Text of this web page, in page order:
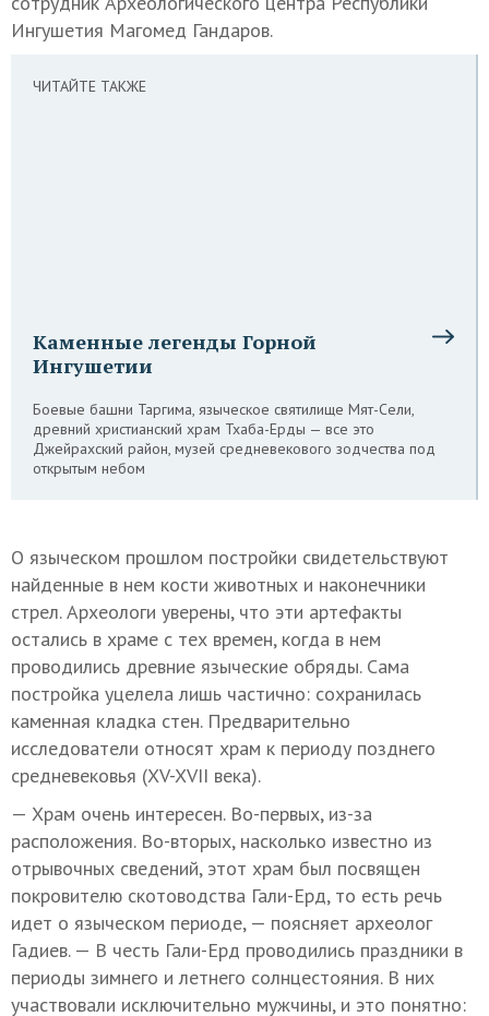
Ингушетия Магомед Гандаров.
ЧИТАЙТЕ ТАКЖЕ
Каменные легенды Горной
Ингушетии
Боевые башни Таргима, языческое святилище Мят-Сели,
древний христианский храм Тхаба-Ерды — все это
Джейрахский район, музей средневекового зодчества под
открытым небом
О языческом прошлом постройки свидетельствуют
найденные в нем кости животных и наконечники
стрел. Археологи уверены, что эти артефакты
остались в храме с тех времен, когда в нем
проводились древние языческие обряды. Сама
постройка уцелела лишь частично: сохранилась
каменная кладка стен. Предварительно
исследователи относят храм к периоду позднего
средневековья (XV-XVII века).
— Храм очень интересен. Во-первых, из-за
расположения. Во-вторых, насколько известно из
отрывочных сведений, этот храм был посвящен
покровителю скотоводства Гали-Ерд, то есть речь
идет о языческом периоде, — поясняет археолог
Гадиев. — В честь Гали-Ерд проводились праздники в
периоды зимнего и летнего солнцестояния. В них
участвовали исключительно мужчины, и это понятно: